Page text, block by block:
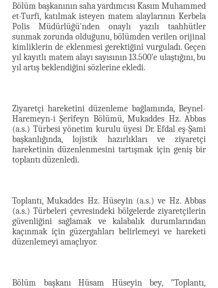
Bölüm başkanının saha yardımcısı Kasım Muhammed
et-Turfi, katılmak isteyen matem alaylarının Kerbela
Polis Müdürlüğü'nden onaylı yazılı taahhütler
sunmak zorunda olduğunu, bölümden verilen orijinal
kimliklerin de eklenmesi gerektiğini vurguladı. Geçen
yıl kayıtlı matem alayı sayısının 13.500'e ulaştığını, bu
yıl artış beklendiğini sözlerine ekledi.
Ziyaretçi hareketini düzenleme bağlamında, Beynel-
Haremeyn-i Şerîfeyn Bölümü, Mukaddes Hz. Abbas
(a.s.) Türbesi yönetim kurulu üyesi Dr. Efdal eş-Şami
başkanlığında, lojistik hazırlıkları ve ziyaretçi
hareketinin düzenlenmesini tartışmak için geniş bir
toplantı düzenledi.
Toplantı, Mukaddes Hz. Hüseyin (a.s.) ve Hz. Abbas
(a.s.) Türbeleri çevresindeki bölgelerde ziyaretçilerin
güvenliğini sağlamak ve kalabalık durumlarından
kaçınmak için güzergahları belirlemeyi ve hareketi
düzenlemeyi amaçlıyor.
Bölüm başkanı Hüsam Hüseyin bey, "Toplantı,